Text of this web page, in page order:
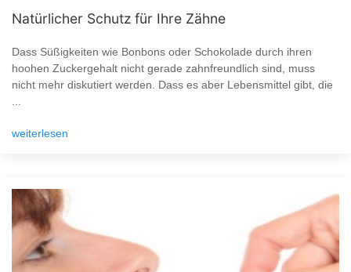
Natürlicher Schutz für Ihre Zähne
Dass Süßigkeiten wie Bonbons oder Schokolade durch ihren
hoohen Zuckergehalt nicht gerade zahnfreundlich sind, muss
nicht mehr diskutiert werden. Dass es aber Lebensmittel gibt, die
...
weiterlesen